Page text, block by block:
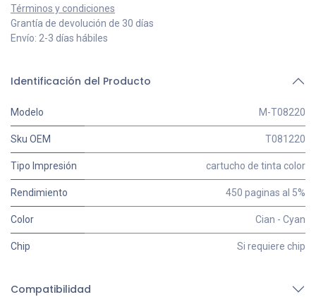
Términos y condiciones
Grantía de devolución de 30 días
Envío: 2-3 días hábiles
Identificación del Producto
Modelo M-T08220
Sku OEM T081220
Tipo Impresión cartucho de tinta color
Rendimiento 450 paginas al 5%
Color Cian - Cyan
Chip Si requiere chip
Compatibilidad